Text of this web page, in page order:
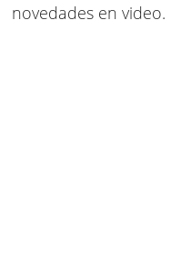
novedades en video.